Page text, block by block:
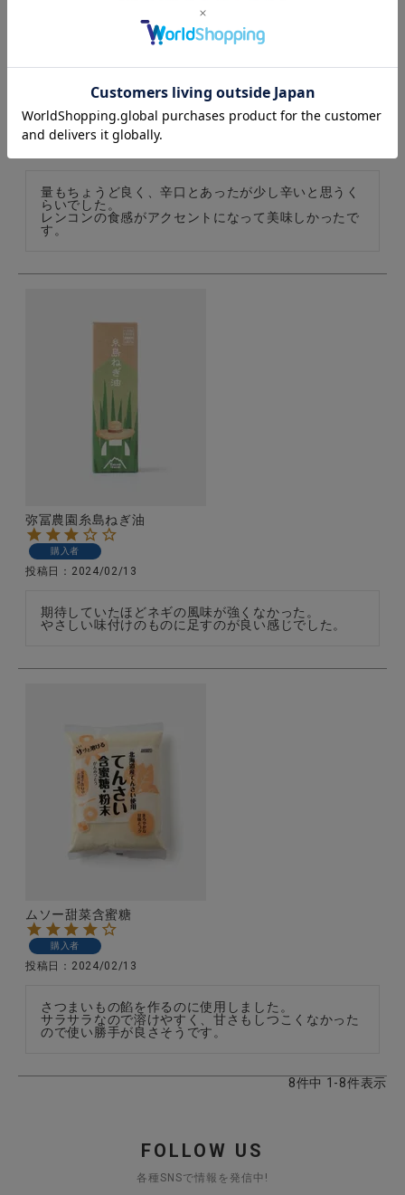
結わえる玄米によく合うレトルトカレー
購入者
量もちょうど良く、辛口とあったが少し辛いと思うく
らいでした。
レンコンの食感がアクセントになって美味しかったで
す。
弥冨農園糸島ねぎ油
購入者
投稿日 2024/02/13
期待していたほどネギの風味が強くなかった。
やさしい味付けのものに足すのが良い感じでした。
ムソー甜菜含蜜糖
購入者
投稿日 2024/02/13
さつまいもの餡を作るのに使用しました。
サラサラなので溶けやすく、甘さもしつこくなかった
ので使い勝手が良さそうです。
8件中 1 -8件表示
FOLLOW US
各種SNSで情報を発信中!